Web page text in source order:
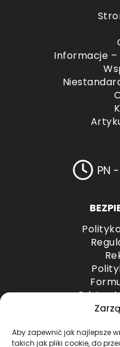
Aby zapewnić jak najlepsze
takich jak pliki cookie, do
Informacje –
PN
Odstąpienie od